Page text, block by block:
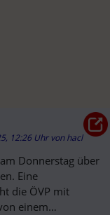
12:26 Uhr vonhacl
Donnerstag über
Eine
die ÖVP mit
einem